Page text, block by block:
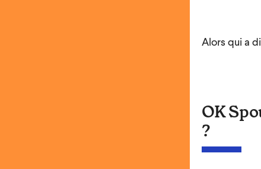
Alors qui a
OK
?